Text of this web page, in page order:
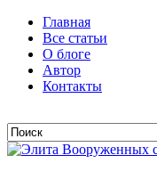
Главная
Все статьи
О блоге
Автор
Контакты